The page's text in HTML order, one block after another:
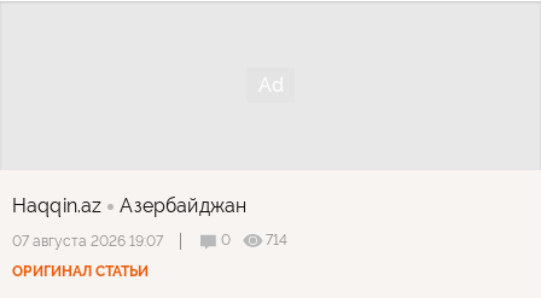
Haqqin.az Азербайджан
07 августа 2026 19:07 0
714
ОРИГИНАЛ СТАТЬИ